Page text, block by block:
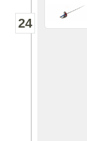
24